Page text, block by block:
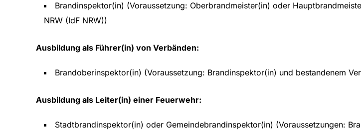
Brandinspektor(in) (Voraussetzung: Oberbrandmeister(in) oder
NRW (IdF NRW))
Ausbildung als Führer(in) von Verbänden:
Brandoberinspektor(in) (Voraussetzung: Brandinspektor(in) und bestandenem
Ausbildung als Leiter(in) einer Feuerwehr:
Stadtbrandinspektor(in) oder Gemeindebrandinspektor(in) (Voraussetzungen: